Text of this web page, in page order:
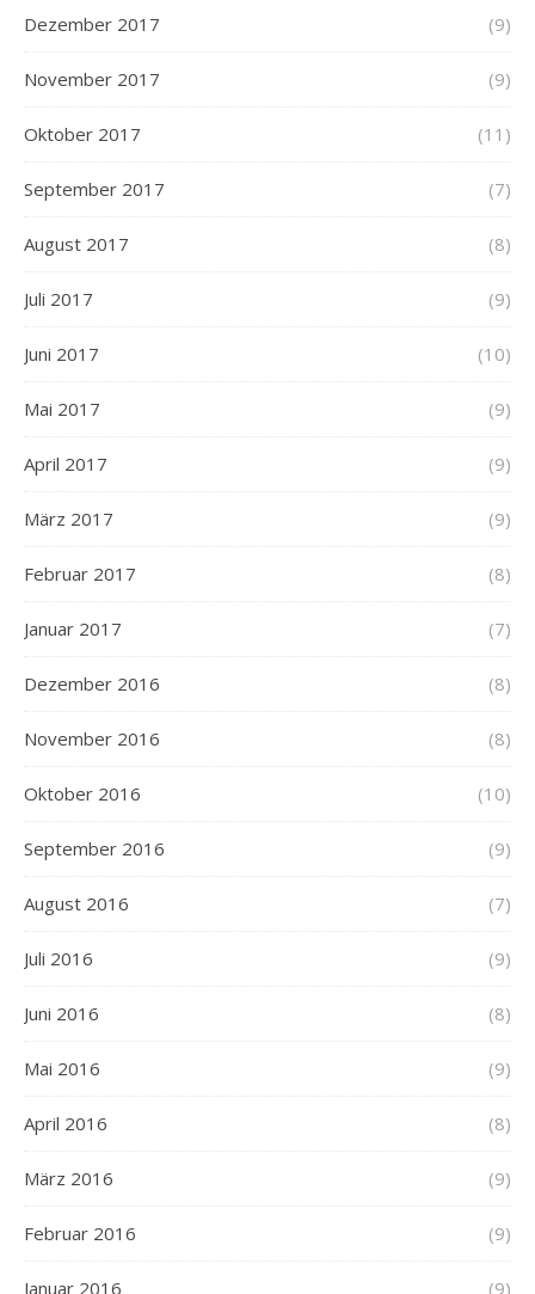
Dezember 2017 (9)
November 2017 (9)
Oktober 2017 (11)
September 2017 (7)
August 2017 (8)
Juli 2017 (9)
Juni 2017 (10)
Mai 2017 (9)
April 2017 (9)
März 2017 (9)
Februar 2017 (8)
Januar 2017 (7)
Dezember 2016 (8)
November 2016 (8)
Oktober 2016 (10)
September 2016 (9)
August 2016 (7)
Juli 2016 (9)
Juni 2016 (8)
Mai 2016 (9)
April 2016 (8)
März 2016 (9)
Februar 2016 (9)
Januar 2016 (9)